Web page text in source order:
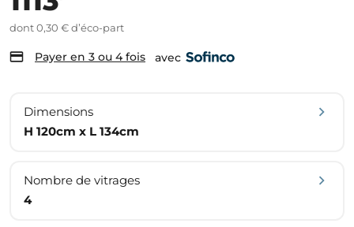
dont 0,30 € d’éco-part
Payer en 3 ou 4 fois avec
Dimensions
H 120cm x L 134cm
Nombre de vitrages
4